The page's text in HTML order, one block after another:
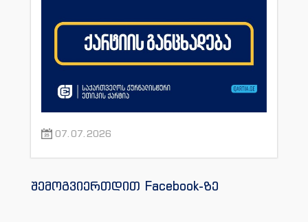
07.07.2026
შემოგვიერთდით Facebook-ზე